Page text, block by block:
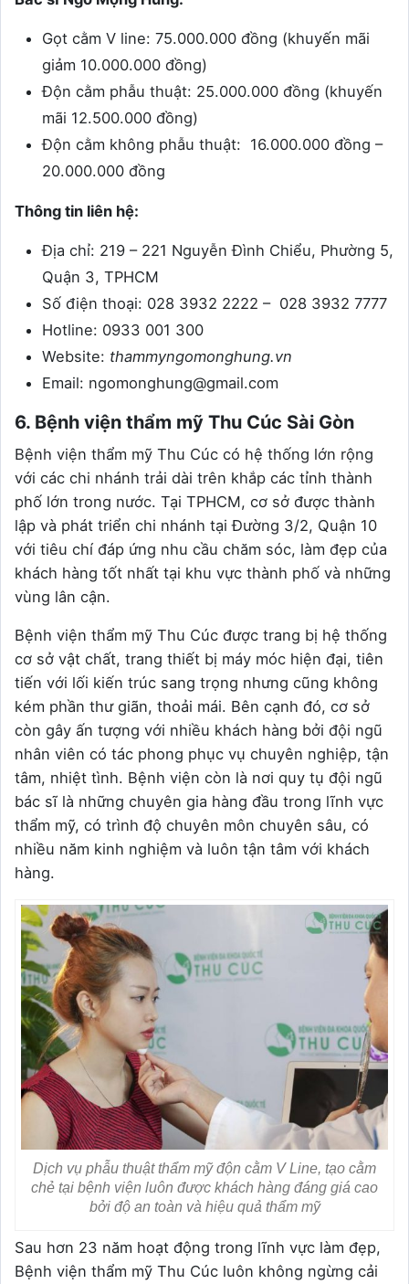
Gọt cằm V line: 75.000.000 đồng (khuyến mãi
giảm 10.000.000 đồng)
Độn cằm phẫu thuật: 25.000.000 đồng (khuyến
mãi 12.500.000 đồng)
Độn cằm không phẫu thuật: 16.000.000 đồng –
20.000.000 đồng
Thông tin liên hệ:
Địa chỉ: 219 – 221 Nguyễn Đình Chiểu, Phường 5,
Quận 3, TPHCM
Số điện thoại: 028 3932 2222 – 028 3932 7777
Hotline: 0933 001 300
Website: thammyngomonghung.vn
Email: ngomonghung@gmail.com
6. Bệnh viện thẩm mỹ Thu Cúc Sài Gòn
Bệnh viện thẩm mỹ Thu Cúc có hệ thống lớn rộng
với các chi nhánh trải dài trên khắp các tỉnh thành
phố lớn trong nước. Tại TPHCM, cơ sở được thành
lập và phát triển chi nhánh tại Đường 3/2, Quận 10
với tiêu chí đáp ứng nhu cầu chăm sóc, làm đẹp của
khách hàng tốt nhất tại khu vực thành phố và những
vùng lân cận.
Bệnh viện thẩm mỹ Thu Cúc được trang bị hệ thống
cơ sở vật chất, trang thiết bị máy móc hiện đại, tiên
tiến với lối kiến trúc sang trọng nhưng cũng không
kém phần thư giãn, thoải mái. Bên cạnh đó, cơ sở
còn gây ấn tượng với nhiều khách hàng bởi đội ngũ
nhân viên có tác phong phục vụ chuyên nghiệp, tận
tâm, nhiệt tình. Bệnh viện còn là nơi quy tụ đội ngũ
bác sĩ là những chuyên gia hàng đầu trong lĩnh vực
thẩm mỹ, có trình độ chuyên môn chuyên sâu, có
nhiều năm kinh nghiệm và luôn tận tâm với khách
hàng.
Dịch vụ phẫu thuật thẩm mỹ độn cằm V Line, tạo cằm
chẻ tại bệnh viện luôn được khách hàng đáng giá cao
bởi độ an toàn và hiệu quả thẩm mỹ
Sau hơn 23 năm hoạt động trong lĩnh vực làm đẹp,
Bệnh viện thẩm mỹ Thu Cúc luôn không ngừng cải